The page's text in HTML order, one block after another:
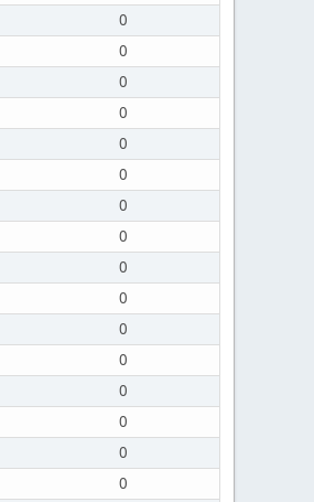
0
0
0
0
0
0
0
0
0
0
0
0
0
0
0
0